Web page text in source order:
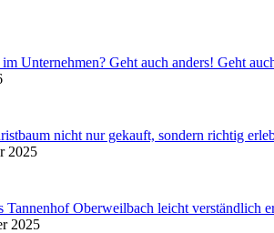
Unternehmen? Geht auch anders! Geht
nicht nur gekauft, sondern richtig
2025
Tannenhof Oberweilbach leicht verständlich
2025